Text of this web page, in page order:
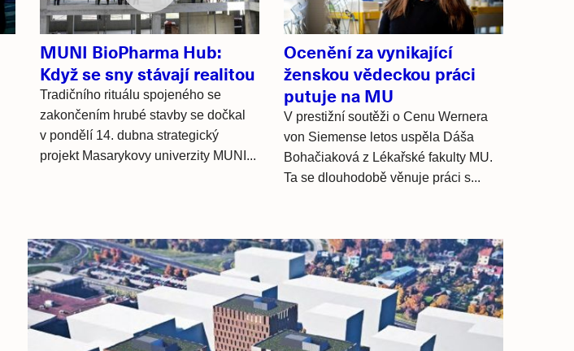
MUNI BioPharma Hub:
Když se sny stávají realitou
Tradičního rituálu spojeného se
zakončením hrubé stavby se dočkal
v pondělí 14. dubna strategický
projekt Masarykovy univerzity MUNI...
Ocenění za vynikající
ženskou vědeckou práci
putuje na MU
V prestižní soutěži o Cenu Wernera
von Siemense letos uspěla Dáša
Bohačiaková z Lékařské fakulty MU.
Ta se dlouhodobě věnuje práci s...